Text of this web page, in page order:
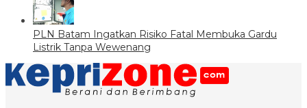
PLN Batam Ingatkan Risiko Fatal Membuka Gardu
Listrik Tanpa Wewenang